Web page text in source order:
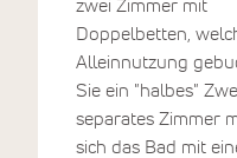
zwei Zimmer mit
Doppelbetten,
Alleinnutzung
Sie ein "halbes"
separates Zimmer
sich das Bad mit